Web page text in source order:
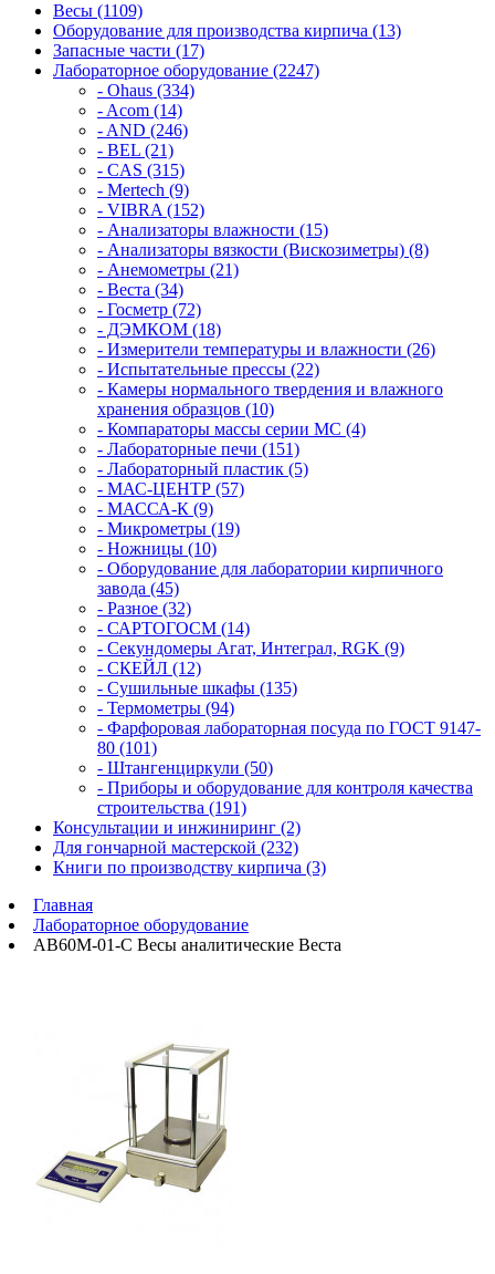
Весы (1109)
Оборудование для производства кирпича (13)
Запасные части (17)
Лабораторное оборудование (2247)
- Ohaus (334)
- Acom (14)
- AND (246)
- BEL (21)
- CAS (315)
- Mertech (9)
- VIBRA (152)
- Анализаторы влажности (15)
- Анализаторы вязкости (Вискозиметры) (8)
- Анемометры (21)
- Веста (34)
- Госметр (72)
- ДЭМКОМ (18)
- Измерители температуры и влажности (26)
- Испытательные прессы (22)
- Камеры нормального твердения и влажного
хранения образцов (10)
- Компараторы массы серии MC (4)
- Лабораторные печи (151)
- Лабораторный пластик (5)
- МАС-ЦЕНТР (57)
- МАССА-К (9)
- Микрометры (19)
- Ножницы (10)
- Оборудование для лаборатории кирпичного
завода (45)
- Разное (32)
- САРТОГОСМ (14)
- Секундомеры Агат, Интеграл, RGK (9)
- СКЕЙЛ (12)
- Сушильные шкафы (135)
- Термометры (94)
- Фарфоровая лабораторная посуда по ГОСТ 9147-
80 (101)
- Штангенциркули (50)
- Приборы и оборудование для контроля качества
строительства (191)
Консультации и инжиниринг (2)
Для гончарной мастерской (232)
Книги по производству кирпича (3)
Главная
Лабораторное оборудование
АВ60М-01-С Весы аналитические Веста